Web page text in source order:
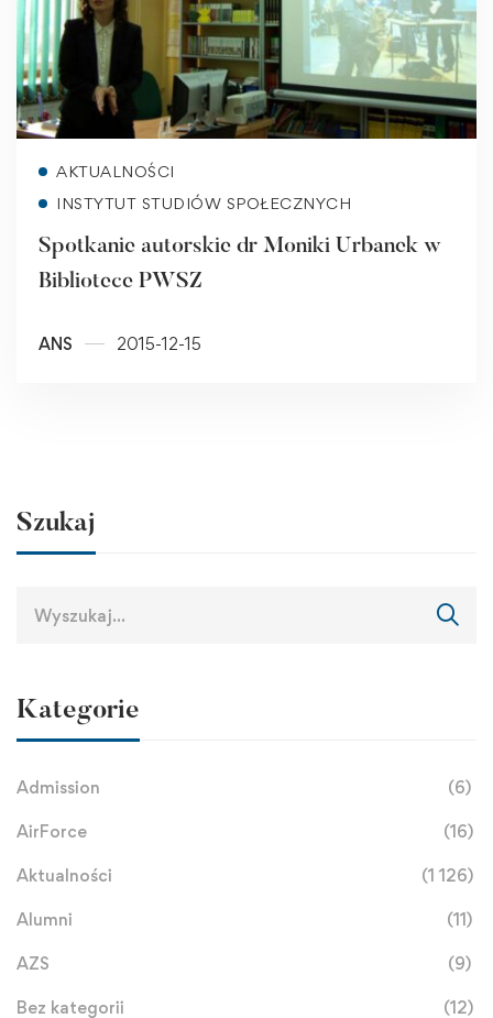
AKTUALNOŚCI
INSTYTUT STUDIÓW SPOŁECZNYCH
Spotkanie autorskie dr Moniki Urbanek w
Bibliotece PWSZ
ANS 2015-12-15
Szukaj
Kategorie
Admission (6)
AirForce (16)
Aktualności (1 126)
Alumni (11)
AZS (9)
Bez kategorii (12)